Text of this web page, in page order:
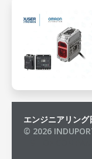
エンジニアリング
© 2026